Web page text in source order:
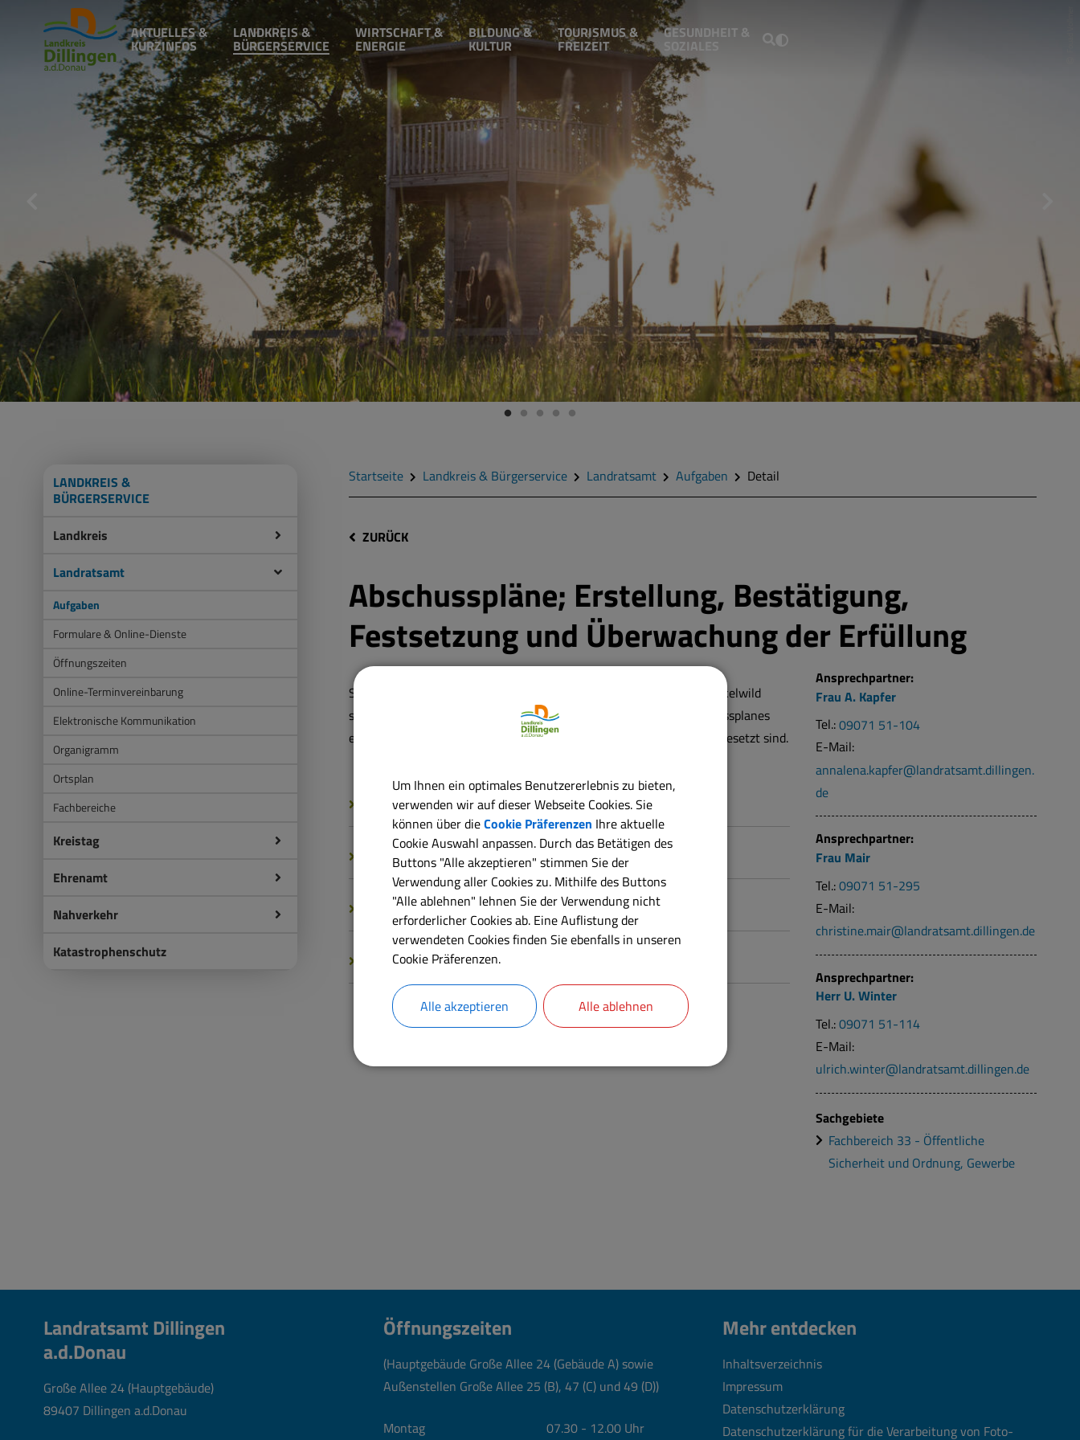
AKTUELLES &
KURZINFOS
LANDKREIS &
BÜRGERSERVICE
WIRTSCHAFT &
ENERGIE
BILDUNG &
KULTUR
TOURISMUS &
FREIZEIT
GESUNDHEIT &
SOZIALES
LANDKREIS &
BÜRGERSERVICE
Landkreis
Landratsamt
Aufgaben
Formulare & Online-Dienste
Öffnungszeiten
Online-Terminvereinbarung
Elektronische Kommunikation
Organigramm
Ortsplan
Fachbereiche
Kreistag
Ehrenamt
Nahverkehr
Katastrophenschutz
Startseite Landkreis & Bürgerservice Landratsamt Aufgaben Detail
ZURÜCK
Abschusspläne; Erstellung, Bestätigung,
Festsetzung und Überwachung der Erfüllung
Schalenwild (mit Ausnahme von Schwarzwild), Auer-, Birk-, und Rackelwild
sowie Seehunde dürfen nur auf Grund und im Rahmen eines Abschussplanes
erlegt werden, soweit für diese Wildarten überhaupt Jagdzeiten festgesetzt sind.
Langbeschreibung
Rechtsbehelf
Rechtsgrundlagen
Verantwortliche Behörde
Ansprechpartner:
FrauA. Kapfer
Tel.:09071 51-104
E-Mail:
annalena.kapfer@landratsamt.dillingen.
de
Ansprechpartner:
Frau Mair
Tel.:09071 51-295
E-Mail:
christine.mair@landratsamt.dillingen.de
Ansprechpartner:
Herr U.Winter
Tel.:09071 51-114
E-Mail:
ulrich.winter@landratsamt.dillingen.de
Sachgebiete
Fachbereich 33 - Öffentliche
Sicherheit und Ordnung, Gewerbe
Landratsamt Dillingen
a.d.Donau
Große Allee 24 (Hauptgebäude)
89407 Dillingen a.d.Donau
Öffnungszeiten
(Hauptgebäude Große Allee 24 (Gebäude A) sowie
Außenstellen Große Allee 25 (B), 47 (C) und 49 (D))
Montag 07.30 - 12.00 Uhr
Mehr entdecken
Inhaltsverzeichnis
Impressum
Datenschutzerklärung
Datenschutzerklärung für die Verarbeitung von Foto-
Um Ihnen ein optimales Benutzererlebnis zu bieten,
verwenden wir auf dieser Webseite Cookies. Sie
können über dieCookie Präferenzen Ihre aktuelle
Cookie Auswahl anpassen. Durch das Betätigen des
Buttons "Alle akzeptieren" stimmen Sie der
Verwendung aller Cookies zu. Mithilfe des Buttons
"Alle ablehnen" lehnen Sie der Verwendung nicht
erforderlicher Cookies ab. Eine Auflistung der
verwendeten Cookies finden Sie ebenfalls in unseren
Cookie Präferenzen.
Alle akzeptieren Alle ablehnen